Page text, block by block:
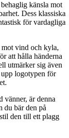
känsla mot
Dess klassiska
för vardagliga
mot vind och kyla,
att hålla händerna
utmärker sig även
upp logotypen för
vänner, är denna
du bär den på
den till ett plagg